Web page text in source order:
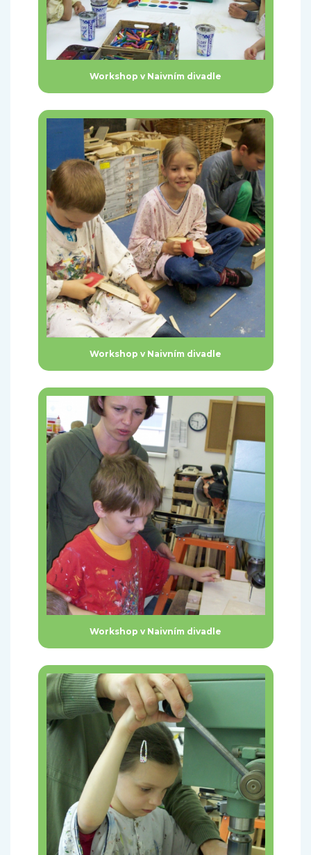
Workshop v Naivním divadle
Workshop v Naivním divadle
Workshop v Naivním divadle